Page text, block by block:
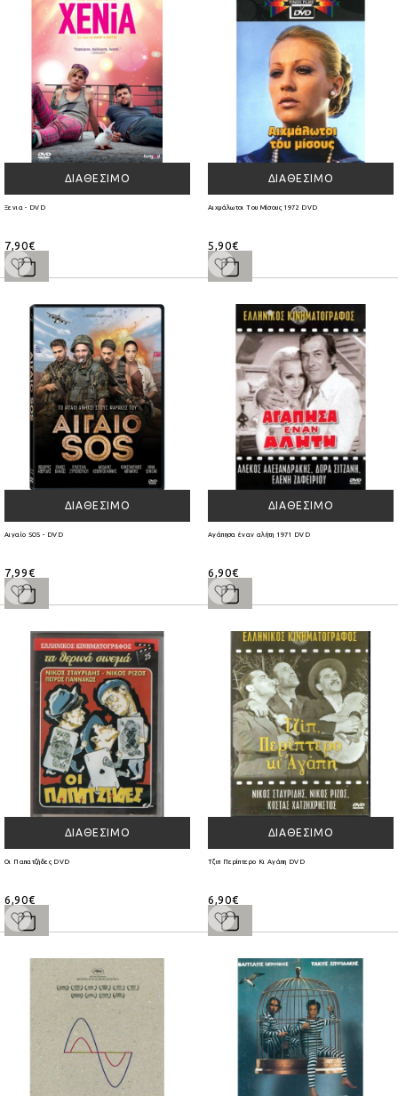
ΔΙΑΘΈΣΙΜΟ
Ξενια - DVD
7,90€
ΔΙΑΘΈΣΙΜΟ
Αιχμάλωτοι Του Μίσους 1972 DVD
5,90€
ΔΙΑΘΈΣΙΜΟ
Αιγαίο SOS - DVD
7,99€
ΔΙΑΘΈΣΙΜΟ
Αγάπησα έναν αλήτη 1971 DVD
6,90€
ΔΙΑΘΈΣΙΜΟ
Οι Παπατζήδες DVD
6,90€
ΔΙΑΘΈΣΙΜΟ
Τζιπ Περίπτερο Κι Αγάπη DVD
6,90€